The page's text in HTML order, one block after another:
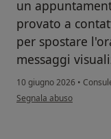
un
provato a
per spostare
messaggi
10 giugno 2026 •
secondo l'opinione
Segnala abuso